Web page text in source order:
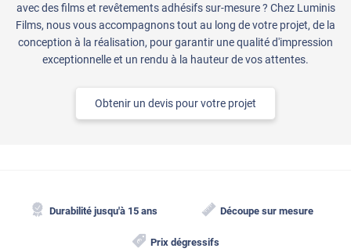
avec des films et revêtements adhésifs sur-mesure ? Chez Luminis
Films, nous vous accompagnons tout au long de votre projet, de la
conception à la réalisation, pour garantir une qualité d'impression
exceptionnelle et un rendu à la hauteur de vos attentes.
Obtenir un devis pour votre projet
Durabilité jusqu'à 15 ans Découpe sur mesure
Prix dégressifs